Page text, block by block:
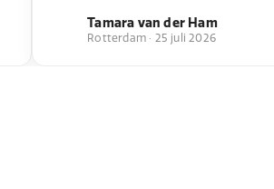
Tamara van der Ham
Rotterdam · 25 juli 2026